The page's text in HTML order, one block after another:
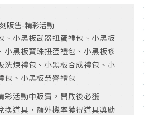
販售-精彩活動
、小黑板武器扭蛋禮包、小黑板
小黑板寶珠扭蛋禮包、小黑板修
洗煉禮包、小黑板合成禮包、小
包、小黑板榮譽禮包
彩活動中販賣，開啟後必獲
道具，額外機率獲得道具獎勵